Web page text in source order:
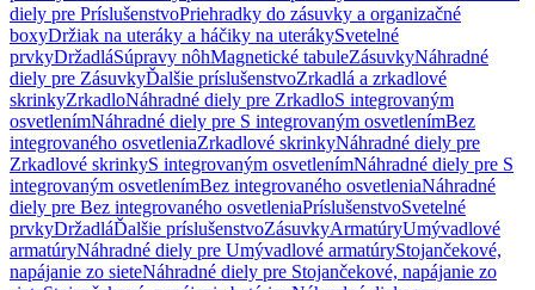
diely pre PríslušenstvoPriehradky do zásuvky a organizačné
boxyDržiak na uteráky a háčiky na uterákySvetelné
prvkyDržadláSúpravy nôhMagnetické tabuleZásuvkyNáhradné
diely pre ZásuvkyĎalšie príslušenstvoZrkadlá a zrkadlové
skrinkyZrkadloNáhradné diely pre ZrkadloS integrovaným
osvetlenímNáhradné diely pre S integrovaným osvetlenímBez
integrovaného osvetleniaZrkadlové skrinkyNáhradné diely pre
Zrkadlové skrinkyS integrovaným osvetlenímNáhradné diely pre S
integrovaným osvetlenímBez integrovaného osvetleniaNáhradné
diely pre Bez integrovaného osvetleniaPríslušenstvoSvetelné
prvkyDržadláĎalšie príslušenstvoZásuvkyArmatúryUmývadlové
armatúryNáhradné diely pre Umývadlové armatúryStojančekové,
napájanie zo sieteNáhradné diely pre Stojančekové, napájanie zo